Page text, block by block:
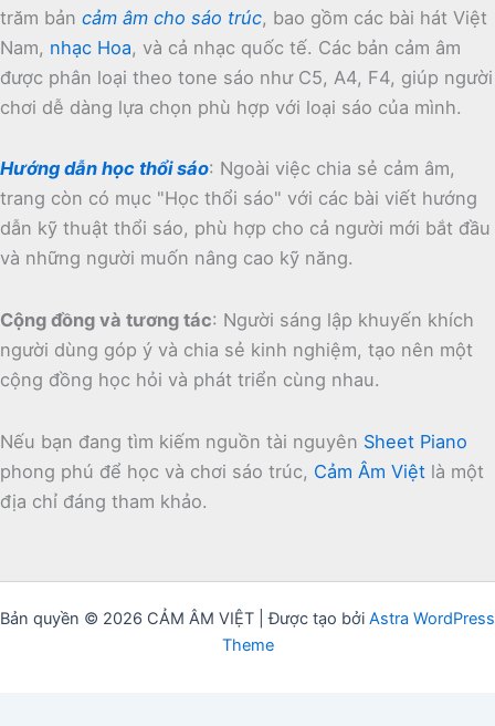
trăm bản cảm âm cho sáo trúc, bao gồm các bài hát Việt
Nam, nhạc Hoa, và cả nhạc quốc tế. Các bản cảm âm
được phân loại theo tone sáo như C5, A4, F4, giúp người
chơi dễ dàng lựa chọn phù hợp với loại sáo của mình.
Hướng dẫn học thổi sáo: Ngoài việc chia sẻ cảm âm,
trang còn có mục "Học thổi sáo" với các bài viết hướng
dẫn kỹ thuật thổi sáo, phù hợp cho cả người mới bắt đầu
và những người muốn nâng cao kỹ năng.
Cộng đồng và tương tác: Người sáng lập khuyến khích
người dùng góp ý và chia sẻ kinh nghiệm, tạo nên một
cộng đồng học hỏi và phát triển cùng nhau.
Nếu bạn đang tìm kiếm nguồn tài nguyên Sheet Piano
phong phú để học và chơi sáo trúc, Cảm Âm Việt là một
địa chỉ đáng tham khảo.
Bản quyền © 2026 CẢM ÂM VIỆT | Được tạo bởi Astra WordPress
Theme